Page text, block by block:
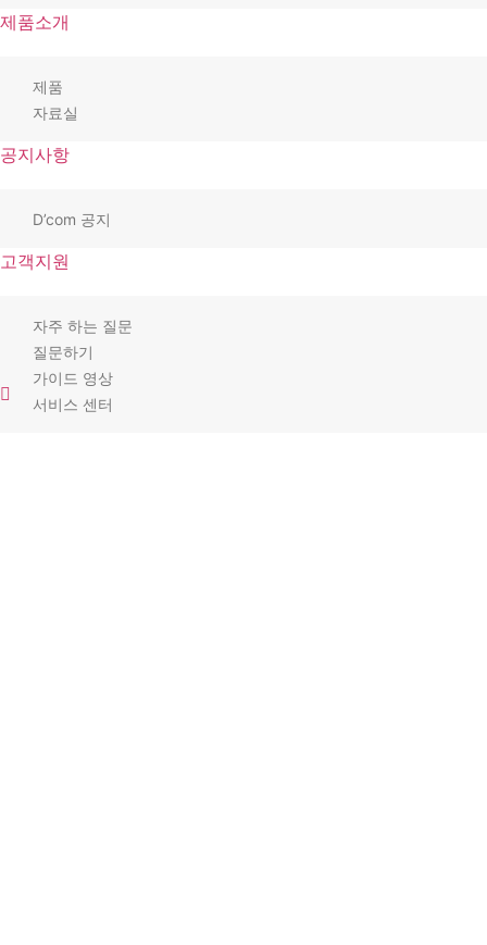
제품소개
제품
자료실
공지사항
D’com 공지
고객지원
자주 하는 질문
질문하기
가이드 영상
서비스 센터